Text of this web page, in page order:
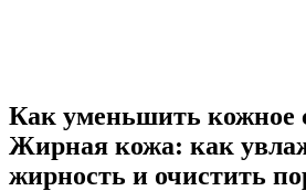
Как уменьшить кожное
Жирная кожа: как
жирность и очистить